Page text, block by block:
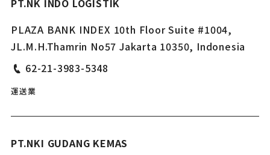
PT.NK INDO LOGISTIK
PLAZA BANK INDEX 10th Floor Suite #1004,
JL.M.H.Thamrin No57 Jakarta 10350, Indonesia
62-21-3983-5348
運送業
PT.NKI GUDANG KEMAS